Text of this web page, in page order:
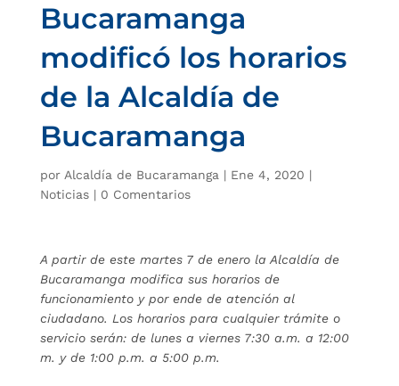
Bucaramanga
modificó los horarios
de la Alcaldía de
Bucaramanga
por Alcaldía de Bucaramanga | Ene 4, 2020 |
Noticias| 0 Comentarios
A partir de este martes 7 de enero la Alcaldía de
Bucaramanga modifica sus horarios de
funcionamiento y por ende de atención al
ciudadano. Los horarios para cualquier trámite o
servicio serán: de lunes a viernes 7:30 a.m. a 12:00
m. y de 1:00 p.m. a 5:00 p.m.